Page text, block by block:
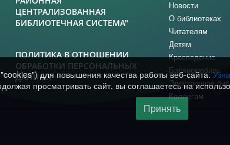
ЦЕНТРАЛИЗОВАННАЯ
БИБЛИОТЕЧНАЯ СИСТЕМА"
ПОЛИТИКА В ОТНОШЕНИИ
ОБРАБОТКИ ПЕРСОНАЛЬНЫХ
ДАННЫХ
Новости
О библиотеках
Читателям
Детям
Краеведение
Библиомобиль
Электронная
Коллегам
для повышения качества работы веб-сайта.
просматривать сайт, вы соглашаетесь на
Принять